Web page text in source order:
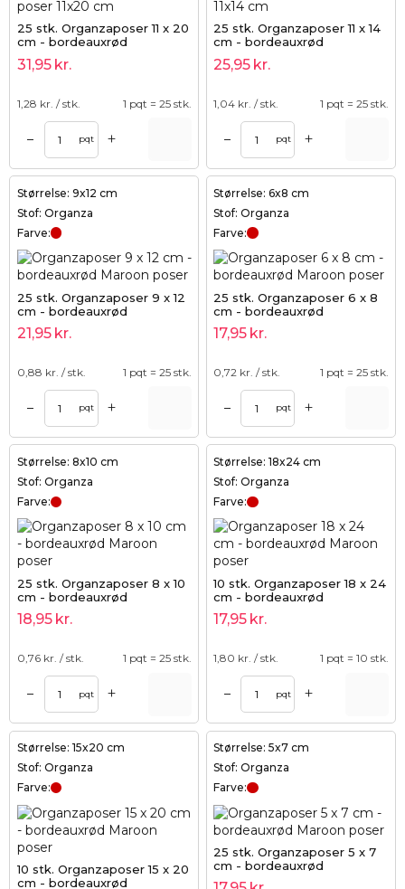
25 stk. Organzaposer 11 x 20
cm - bordeauxrød
31,95 kr.
1,28 kr. / stk. 1 pqt = 25 stk.
– pqt +
25 stk. Organzaposer 11 x 14
cm - bordeauxrød
25,95 kr.
1,04 kr. / stk. 1 pqt = 25 stk.
– pqt +
Størrelse: 9x12 cm
Stof: Organza
Farve:
25 stk. Organzaposer 9 x 12
cm - bordeauxrød
21,95 kr.
0,88 kr. / stk. 1 pqt = 25 stk.
– pqt +
Størrelse: 6x8 cm
Stof: Organza
Farve:
25 stk. Organzaposer 6 x 8
cm - bordeauxrød
17,95 kr.
0,72 kr. / stk. 1 pqt = 25 stk.
– pqt +
Størrelse: 8x10 cm
Stof: Organza
Farve:
25 stk. Organzaposer 8 x 10
cm - bordeauxrød
18,95 kr.
0,76 kr. / stk. 1 pqt = 25 stk.
– pqt +
Størrelse: 18x24 cm
Stof: Organza
Farve:
10 stk. Organzaposer 18 x 24
cm - bordeauxrød
17,95 kr.
1,80 kr. / stk. 1 pqt = 10 stk.
– pqt +
Størrelse: 15x20 cm
Stof: Organza
Farve:
10 stk. Organzaposer 15 x 20
cm - bordeauxrød
Størrelse: 5x7 cm
Stof: Organza
Farve:
25 stk. Organzaposer 5 x 7
cm - bordeauxrød